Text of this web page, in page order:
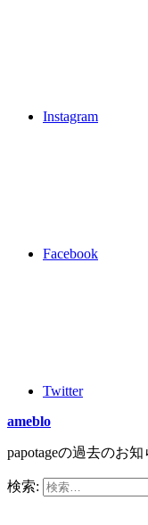
Instagram
Facebook
Twitter
ameblo
papotageの過去のお
検索: